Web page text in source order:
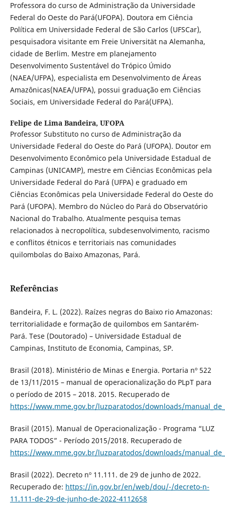
Professora do curso de Administração da Universidade
Federal do Oeste do Pará(UFOPA). Doutora em Ciência
Política em Universidade Federal de São Carlos (UFSCar),
pesquisadora visitante em Freie Universität na Alemanha,
cidade de Berlim. Mestre em planejamento
Desenvolvimento Sustentável do Trópico Úmido
(NAEA/UFPA), especialista em Desenvolvimento de Áreas
Amazônicas(NAEA/UFPA), possui graduação em Ciências
Sociais, em Universidade Federal do Pará(UFPA).
Felipe de Lima Bandeira, UFOPA
Professor Substituto no curso de Administração da
Universidade Federal do Oeste do Pará (UFOPA). Doutor em
Desenvolvimento Econômico pela Universidade Estadual de
Campinas (UNICAMP), mestre em Ciências Econômicas pela
Universidade Federal do Pará (UFPA) e graduado em
Ciências Econômicas pela Universidade Federal do Oeste do
Pará (UFOPA). Membro do Núcleo do Pará do Observatório
Nacional do Trabalho. Atualmente pesquisa temas
relacionados à necropolítica, subdesenvolvimento, racismo
e conflitos étnicos e territoriais nas comunidades
quilombolas do Baixo Amazonas, Pará.
Referências
Bandeira, F. L. (2022). Raízes negras do Baixo rio Amazonas:
territorialidade e formação de quilombos em Santarém-
Pará. Tese (Doutorado) – Universidade Estadual de
Campinas, Instituto de Economia, Campinas, SP.
Brasil (2018). Ministério de Minas e Energia. Portaria nº 522
de 13/11/2015 – manual de operacionalização do PLpT para
o período de 2015 – 2018. 2015. Recuperado de
https://www.mme.gov.br/luzparatodos/downloads/
Brasil (2015). Manual de Operacionalização - Programa “LUZ
PARA TODOS” - Período 2015/2018. Recuperado de
https://www.mme.gov.br/luzparatodos/downloads/
Brasil (2022). Decreto nº 11.111. de 29 de junho de 2022.
Recuperado de: https://in.gov.br/en/web/dou/-/decreto-n-
11.111-de-29-de-junho-de-2022-4112658